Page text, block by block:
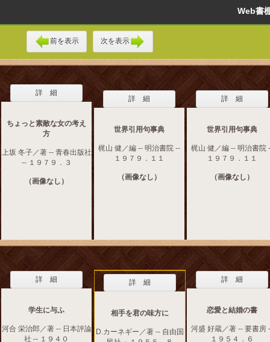
Web
前を表示 次を表示
詳 細
ちょっと素敵な女の考え
方
上坂 冬子／著 -- 青春出版社
-- １９７９．３
（画像なし）
詳 細
世界引用句事典
梶山 健／編 -- 明治書院 --
１９７９．１１
（画像なし）
詳 細
世界引用句事典
梶山 健／編 -- 明治書院
１９７９．１１
（画像なし）
詳 細
学生に与ふ
河合 栄治郎／著 -- 日本評論
社 -- １９４０
詳 細
相手を君の味方に
D.カーネギー／著 -- 自由国
詳 細
恋愛と結婚の書
河盛 好蔵／著 -- 要書房
１９５４．６